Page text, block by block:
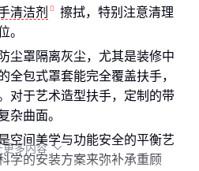
清洁剂
擦拭，特别注意清理
。
尘罩隔离灰尘，尤其是装修中
全包式罩套能完全覆盖扶手，
对于艺术造型扶手，定制的带
杂曲面。
空间美学与功能安全的平衡艺
学的安装方案来弥补承重顾
更多内容 